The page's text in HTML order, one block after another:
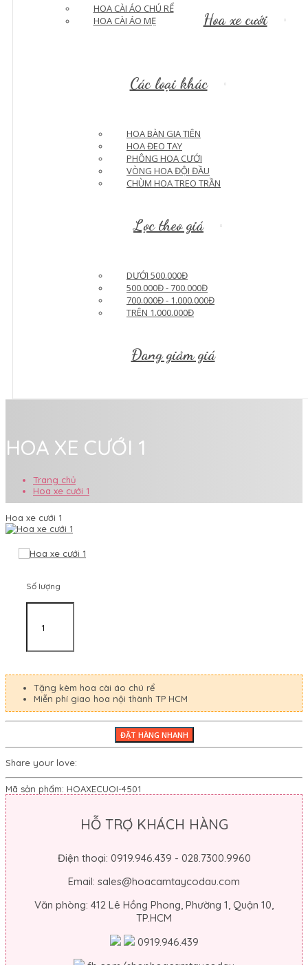
HOA CÀI ÁO CHÚ RỂ
HOA CÀI ÁO MẸ
Hoa xe cưới
Các loại khác
HOA BÀN GIA TIÊN
HOA ĐEO TAY
PHÔNG HOA CƯỚI
VÒNG HOA ĐỘI ĐẦU
CHÙM HOA TREO TRẦN
Lọc theo giá
DƯỚI 500.000Đ
500.000Đ - 700.000Đ
700.000Đ - 1.000.000Đ
TRÊN 1.000.000Đ
Đang giảm giá
HOA XE CƯỚI 1
Trang chủ
Hoa xe cưới 1
Hoa xe cưới 1
Số lượng
Tặng kèm hoa cài áo chú rể
Miễn phí giao hoa nội thành TP HCM
Share your love:
Mã sản phẩm: HOAXECUOI-4501
HỖ TRỢ KHÁCH HÀNG
Điện thoại: 0919.946.439 - 028.7300.9960
Email: sales@hoacamtaycodau.com
Văn phòng: 412 Lê Hồng Phong, Phường 1, Quận 10,
TP.HCM
0919.946.439